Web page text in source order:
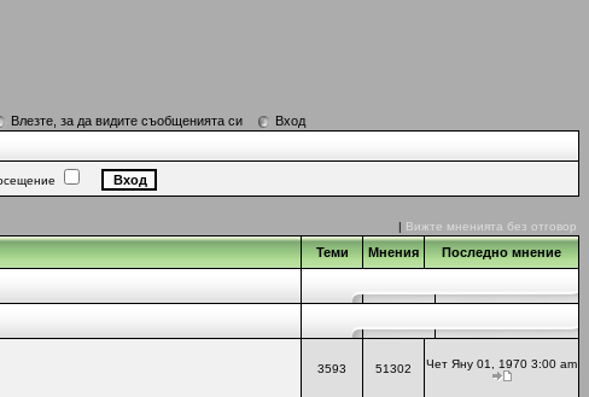
Влезте, за да видите съобщенията си Вход
| Вижте мненията без отговор
Теми Мнения Последно мнение
3593 51302 Чет Яну 01, 1970 3:00 am